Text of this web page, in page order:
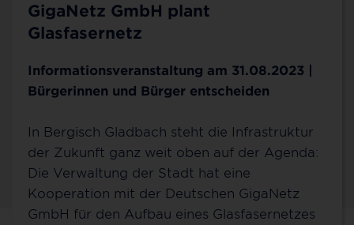
GigaNetz GmbH plant
Glasfasernetz
Informationsveranstaltung am 31.08.2023 |
Bürgerinnen und Bürger entscheiden
In Bergisch Gladbach steht die Infrastruktur
der Zukunft ganz weit oben auf der Agenda:
Die Verwaltung der Stadt hat eine
Kooperation mit der Deutschen GigaNetz
GmbH für den Aufbau eines Glasfasernetzes